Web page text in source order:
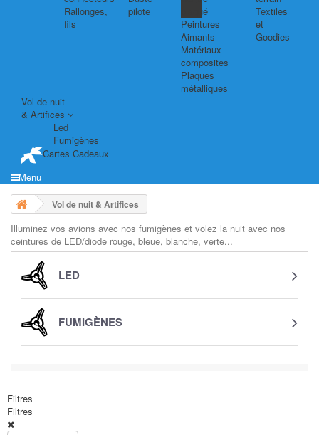
Rallonges,
fils
pilote
plaqué
Peintures
Aimants
Matériaux
composites
Plaques
métalliques
Textiles
et
Goodies
Vol de nuit
& Artifices
Led
Fumigènes
Cartes Cadeaux
Menu
Vol de nuit & Artifices
Illuminez vos avions avec nos fumigènes et volez la nuit avec nos
ceintures de LED/diode rouge, bleue, blanche, verte...
LED
FUMIGÈNES
Filtres
Filtres